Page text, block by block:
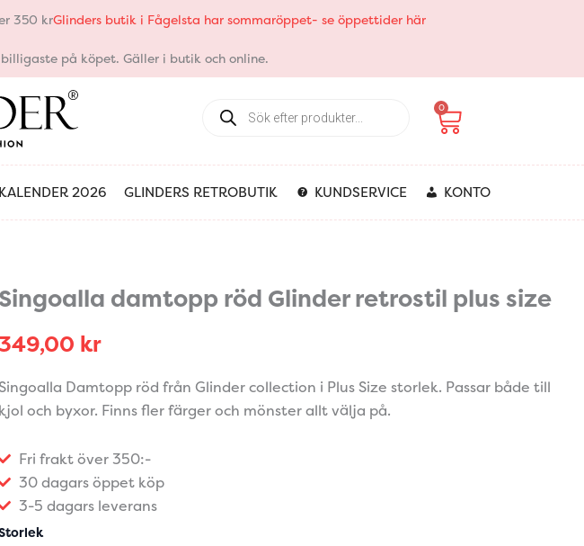
350 krGlinders butik i Fågelsta har sommaröppet- se öppettider här
på köpet. Gäller i butik och online.
search
0
Varukorg
KALENDER 2026 GLINDERS RETROBUTIK KUNDSERVICE KONTO
Singoalla damtopp röd Glinder retrostil plus size
kr
Damtopp röd från Glinder collection i Plus Size storlek. Passar både till
kjol och byxor. Finns fler färger och mönster allt välja på.
Fri frakt över 350:-
30 dagars öppet köp
3-5 dagars leverans
Singoalla
damtopp